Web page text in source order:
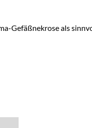
Gefäßnekrose als